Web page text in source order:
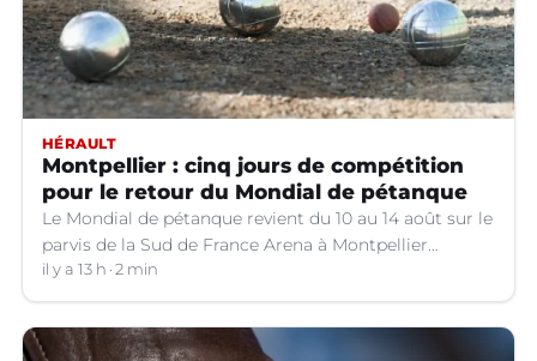
HÉRAULT
Montpellier : cinq jours de compétition
pour le retour du Mondial de pétanque
Le Mondial de pétanque revient du 10 au 14 août sur le
parvis de la Sud de France Arena à Montpellier
(Hérault).
il y a 13 h 2 min